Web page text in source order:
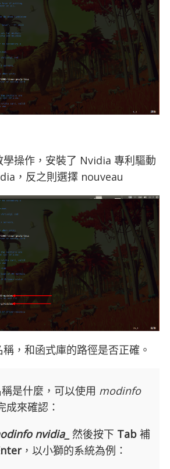
操作，安裝了 Nvidia 專利驅動
，反之則選擇 nouveau
，和函式庫的路徑是否正確。
是什麼，可以使用 modinfo
來確認：
nvidia_ 然後按下 Tab 補
，以小獅的系統為例：